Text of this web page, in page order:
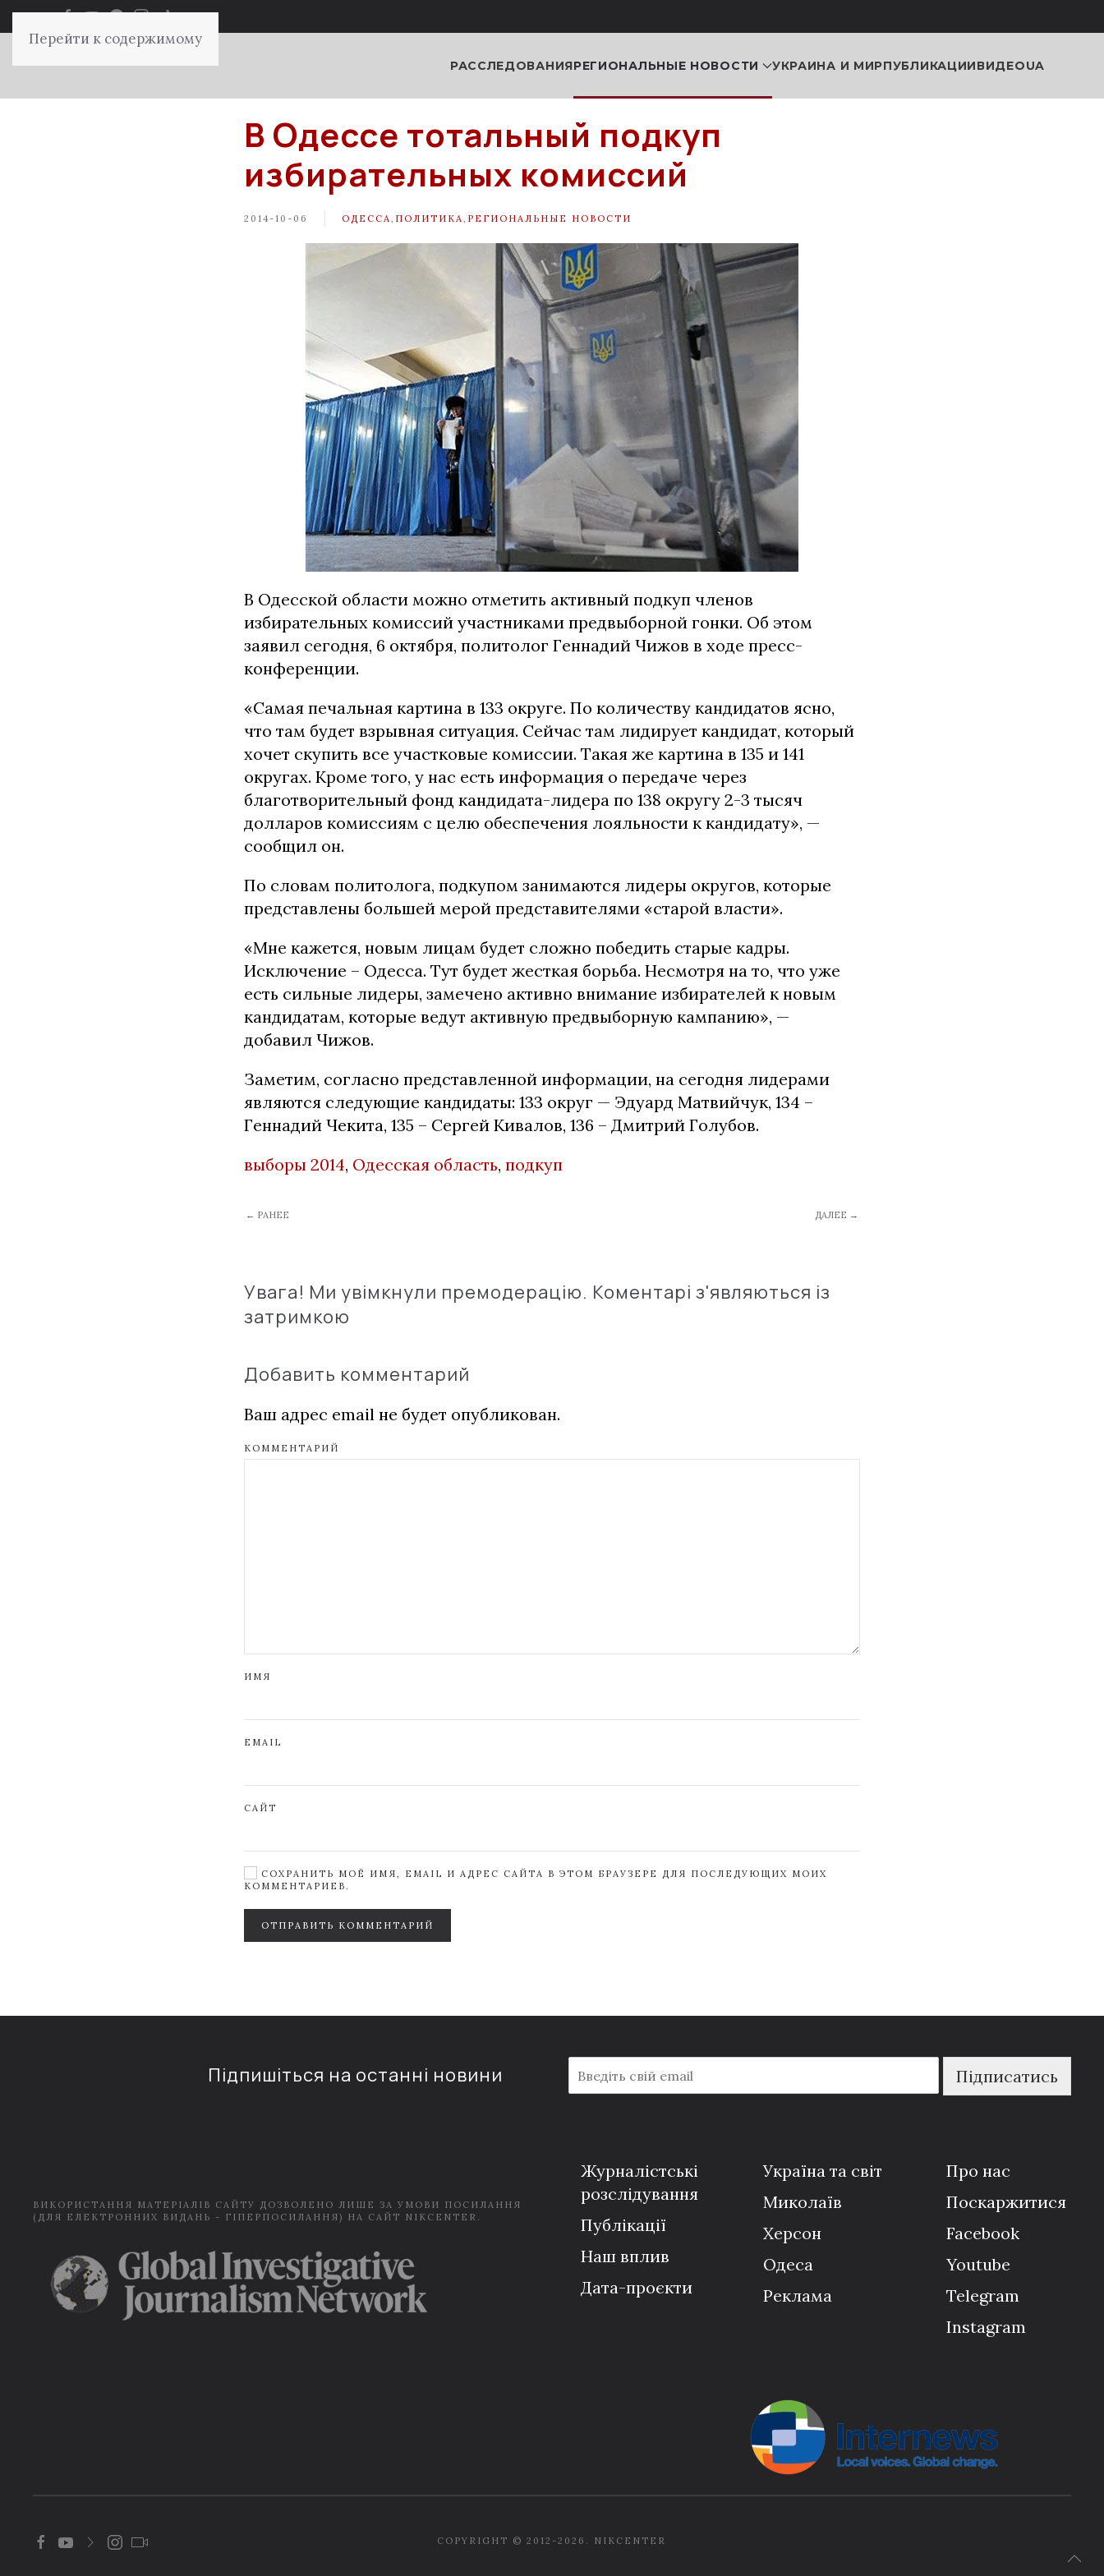
Перейти к содержимому
РАССЛЕДОВАНИЯРЕГИОНАЛЬНЫЕ НОВОСТИ УКРАИНА И МИРПУБЛИКАЦИИВИДЕОUA
В Одессе тотальный подкуп
избирательных комиссий
2014-10-06 ОДЕССА ПОЛИТИКА РЕГИОНАЛЬНЫЕ НОВОСТИ
В Одесской области можно отметить активный подкуп членов
избирательных комиссий участниками предвыборной гонки. Об этом
заявил сегодня, 6 октября, политолог Геннадий Чижов в ходе пресс-
конференции.
«Самая печальная картина в 133 округе. По количеству кандидатов ясно,
что там будет взрывная ситуация. Сейчас там лидирует кандидат, который
хочет скупить все участковые комиссии. Такая же картина в 135 и 141
округах. Кроме того, у нас есть информация о передаче через
благотворительный фонд кандидата-лидера по 138 округу 2-3 тысяч
долларов комиссиям с целю обеспечения лояльности к кандидату», —
сообщил он.
По словам политолога, подкупом занимаются лидеры округов, которые
представлены большей мерой представителями «старой власти».
«Мне кажется, новым лицам будет сложно победить старые кадры.
Исключение – Одесса. Тут будет жесткая борьба. Несмотря на то, что уже
есть сильные лидеры, замечено активно внимание избирателей к новым
кандидатам, которые ведут активную предвыборную кампанию», —
добавил Чижов.
Заметим, согласно представленной информации, на сегодня лидерами
являются следующие кандидаты: 133 округ — Эдуард Матвийчук, 134 –
Геннадий Чекита, 135 – Сергей Кивалов, 136 – Дмитрий Голубов.
выборы 2014, Одесская область, подкуп
← РАНЕЕ ДАЛЕЕ →
Увага! Ми увімкнули премодерацію. Коментарі з'являються із
затримкою
Добавить комментарий
Ваш адрес email не будет опубликован.
КОММЕНТАРИЙ
ИМЯ
EMAIL
САЙТ
СОХРАНИТЬ МОЁ ИМЯ, EMAIL И АДРЕС САЙТА В ЭТОМ БРАУЗЕРЕ ДЛЯ ПОСЛЕДУЮЩИХ МОИХ
КОММЕНТАРИЕВ.
ОТПРАВИТЬ КОММЕНТАРИЙ
Підпишіться на останні новини
m
a
Підписатись
ВИКОРИСТАННЯ МАТЕРІАЛІВ САЙТУ ДОЗВОЛЕНО ЛИШЕ ЗА УМОВИ ПОСИЛАННЯ
(ДЛЯ ЕЛЕКТРОННИХ ВИДАНЬ - ГІПЕРПОСИЛАННЯ) НА САЙТ NIKCENTER.
Журналістські
розслідування
Публікації
Наш вплив
Дата-проєкти
Україна та світ
Миколаїв
Херсон
Одеса
Реклама
Про нас
Поскаржитися
Facebook
Youtube
Telegram
Instagram
COPYRIGHT © 2012-2026. NIKCENTER